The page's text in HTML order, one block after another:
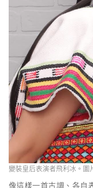
變裝皇后表演者飛利冰。圖
像這樣一首古調、各自